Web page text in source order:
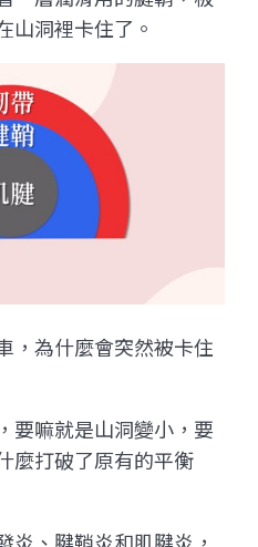
山洞裡卡住了。
，為什麼會突然被卡住
要嘛就是山洞變小，要
麼打破了原有的平衡